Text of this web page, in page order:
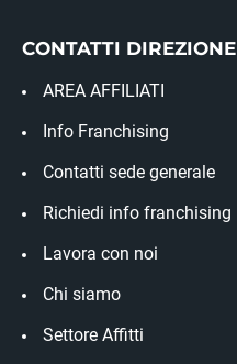
CONTATTI DIREZIONE
AREA AFFILIATI
Info Franchising
Contatti sede generale
Richiedi info franchising
Lavora con noi
Chi siamo
Settore Affitti